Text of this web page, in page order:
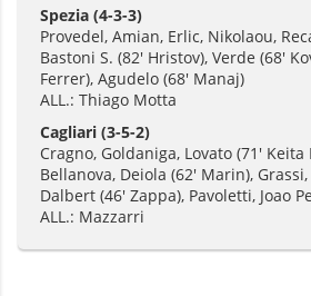
Spezia (4-3-3)
Provedel, Amian, Erlic, Nikolaou,
Bastoni S. (82' Hristov), Verde (68'
Ferrer), Agudelo (68' Manaj)
ALL.: Thiago Motta
Cagliari (3-5-2)
Cragno, Goldaniga, Lovato (71' Keita
Bellanova, Deiola (62' Marin),
Dalbert (46' Zappa), Pavoletti, Joao
ALL.: Mazzarri